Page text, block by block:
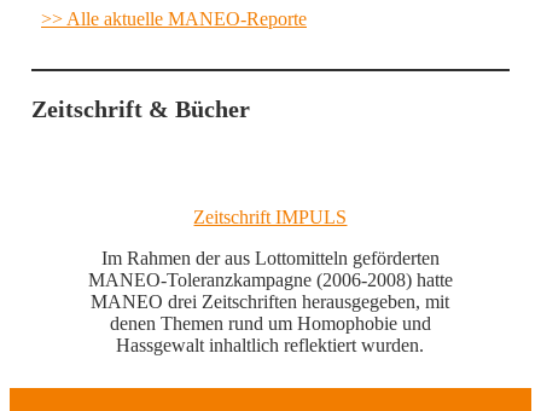
>> Alle aktuelle MANEO-Reporte
Zeitschrift & Bücher
Zeitschrift IMPULS
Im Rahmen der aus Lottomitteln geförderten
MANEO-Toleranzkampagne (2006-2008) hatte
MANEO drei Zeitschriften herausgegeben, mit
denen Themen rund um Homophobie und
Hassgewalt inhaltlich reflektiert wurden.